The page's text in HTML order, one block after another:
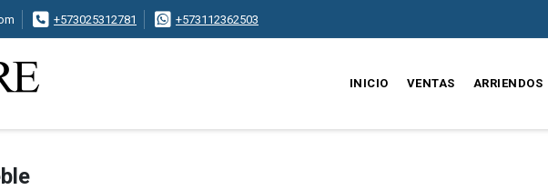
+573025312781 +573112362503
INICIO VENTAS ARRIENDOS